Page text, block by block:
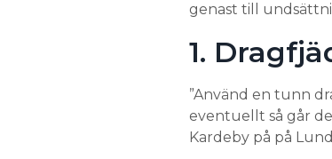
genast till
1.
”Använd en tunn
eventuellt så går
Kardeby på på